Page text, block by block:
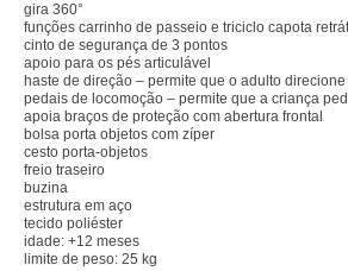
gira 360°
funções carrinho de passeio e triciclo capota
cinto de segurança de 3 pontos
apoio para os pés articulável
haste de direção – permite que o adulto
pedais de locomoção – permite que a criança
apoia braços de proteção com abertura frontal
bolsa porta objetos com zíper
cesto porta-objetos
freio traseiro
buzina
estrutura em aço
tecido poliéster
idade: +12 meses
limite de peso: 25 kg